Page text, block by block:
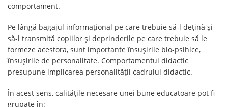
comportament.
Pe lângă bagajul informațional pe care trebuie să-l dețină și
să-l transmită copiilor și deprinderile pe care trebuie să le
formeze acestora, sunt importante însușirile bio-psihice,
însușirile de personalitate. Comportamentul didactic
presupune implicarea personalității cadrului didactic.
În acest sens, calitățile necesare unei bune educatoare pot fi
grupate în: